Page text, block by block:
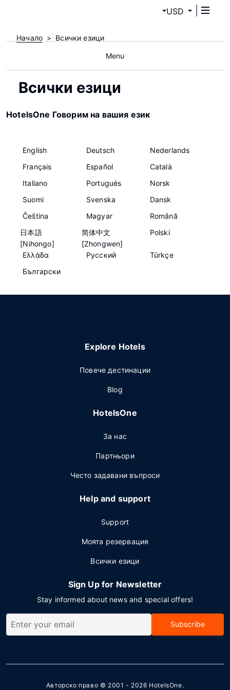
USD
Начало Всички езици
Menu
Всички езици
HotelsOne Говорим на вашия език
English Deutsch
Nederlands
Français
Español
Català
Italiano
Portugués
Norsk
Suomi
Svenska
Dansk
Čeština
Magyar
Română
日本語
[Nihongo]
简体中文
[Zhongwen]
Polski
Ελλάδα Русский
Türkçe
Български
Explore Hotels
Повече дестинации
Blog
HotelsOne
За нас
Партньори
Често задавани въпроси
Help and support
Support
Моята резервация
Всички езици
Sign Up for Newsletter
Stay informed about news and special offers!
Subscribe
Авторско право © 2001 - 2026 HotelsOne.